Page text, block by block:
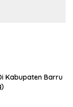
Kabupaten Barru